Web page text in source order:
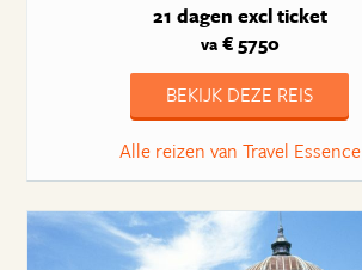
21 dagen excl ticket
va€ 5750
BEKIJK DEZE REIS
Alle reizen van Travel Essence